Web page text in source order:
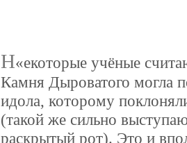
Н екоторые учёные
Камня Дыроватого могла
идола, которому
(такой же сильно
раскрытый рот). Это и